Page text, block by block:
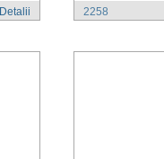
Detalii 2258